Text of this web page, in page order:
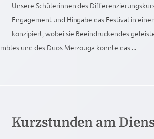
Unsere Schülerinnen des
Engagement und Hingabe das Festival in
konzipiert, wobei sie Beeindruckendes
und des Duos Merzouga konnte das ...
Kurzstunden am